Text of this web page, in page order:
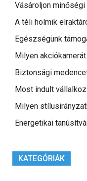
Vásároljon
A téli holmik
Egészségünk
Milyen
Biztonsági
Most indult
Milyen
Energetikai
KATEGÓRIÁK